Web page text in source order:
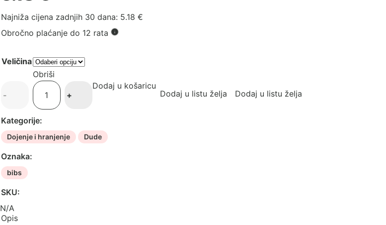
Najniža cijena zadnjih 30 dana: 5.18 €
Obročno plaćanje do 12 rata
Veličina
Obriši
duda
Peach
količina
- +
Dodaj u košaricu
Dodaj u listu želja
Dodaj u listu želja
Kategorije:
Dojenje i hranjenje Dude
Oznaka:
bibs
SKU:
N/A
Opis